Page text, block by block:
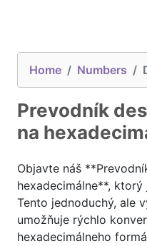
Home Numbers
Prevodník
na
Objavte náš
hexadecimálne**,
Tento jednoduchý, ale
umožňuje rýchlo
hexadecimálneho